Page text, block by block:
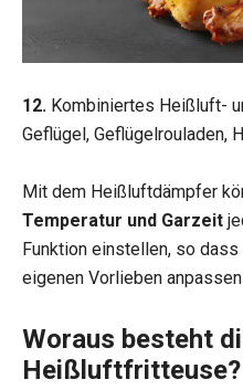
12. Kombiniertes Heißluft-
Geflügel, Geflügelrouladen,
Mit dem Heißluftdämpfer
Temperatur und Garzeit
Funktion einstellen, so
eigenen Vorlieben
Woraus besteht
Heißluftfritteuse?